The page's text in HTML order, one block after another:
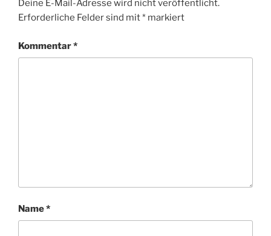
Deine E-Mail-Adresse wird nicht veröffentlicht.
Erforderliche Felder sind mit* markiert
Kommentar*
Name*